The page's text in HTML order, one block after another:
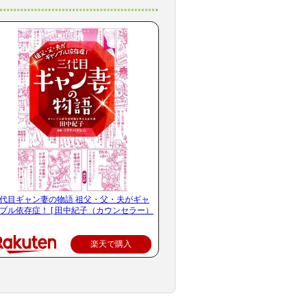
目ギャン妻の物語 祖父・父・夫がギャ
ル依存症！ [ 田中紀子（カウンセラー）
楽天で購入